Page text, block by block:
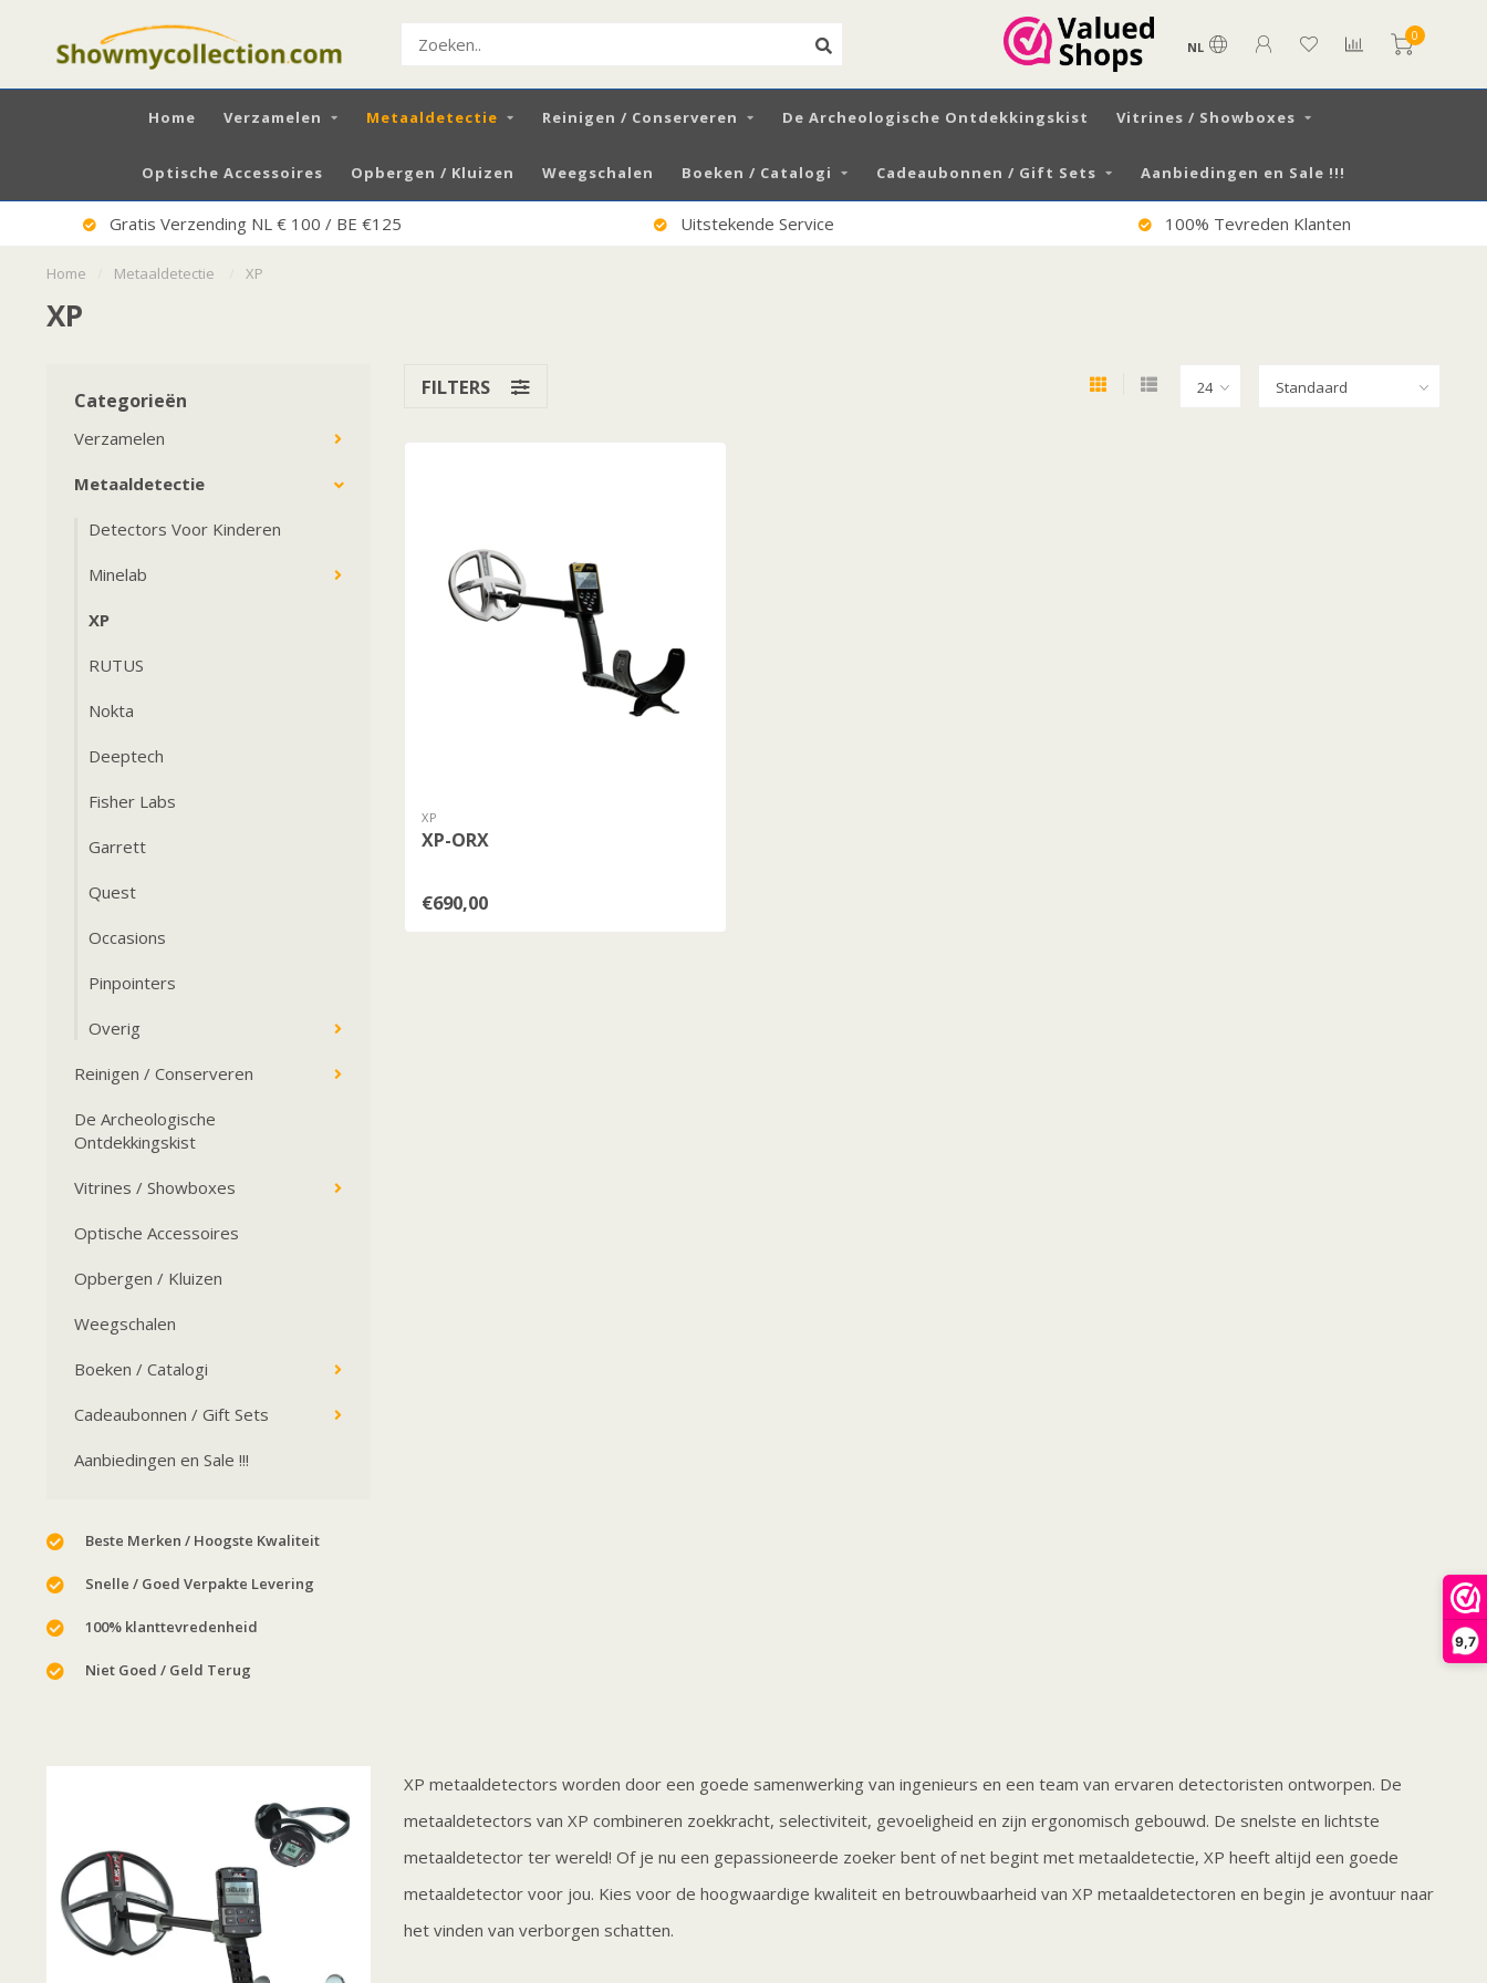
9,7
NL
0
Home Verzamelen Metaaldetectie Reinigen / Conserveren De Archeologische Ontdekkingskist Vitrines / Showboxes
Optische Accessoires Opbergen / Kluizen Weegschalen Boeken / Catalogi Cadeaubonnen / Gift Sets Aanbiedingen en Sale !!!
Gratis Verzending NL € 100 / BE €125 Uitstekende Service 100% Tevreden Klanten
Home Metaaldetectie XP
XP
Categorieën
Verzamelen
Metaaldetectie
Detectors Voor Kinderen
Minelab
XP
RUTUS
Nokta
Deeptech
Fisher Labs
Garrett
Quest
Occasions
Pinpointers
Overig
Reinigen / Conserveren
De Archeologische
Ontdekkingskist
Vitrines / Showboxes
Optische Accessoires
Opbergen / Kluizen
Weegschalen
Boeken / Catalogi
Cadeaubonnen / Gift Sets
Aanbiedingen en Sale !!!
Beste Merken / Hoogste Kwaliteit
Snelle / Goed Verpakte Levering
100% klanttevredenheid
Niet Goed / Geld Terug
FILTERS
XP
XP-ORX
€690,00
XP metaaldetectors worden door een goede samenwerking van ingenieurs en een team van ervaren detectoristen ontworpen. De
metaaldetectors van XP combineren zoekkracht, selectiviteit, gevoeligheid en zijn ergonomisch gebouwd. De snelste en lichtste
metaaldetector ter wereld! Of je nu een gepassioneerde zoeker bent of net begint met metaaldetectie, XP heeft altijd een goede
metaaldetector voor jou. Kies voor de hoogwaardige kwaliteit en betrouwbaarheid van XP metaaldetectoren en begin je avontuur naar
het vinden van verborgen schatten.